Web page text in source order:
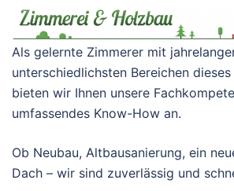
Als gelernte Zimmerer mit
unterschiedlichsten Bereichen
bieten wir Ihnen unsere
umfassendes Know-How an.
Ob Neubau, Altbausanierung, ein
Dach – wir sind zuverlässig und